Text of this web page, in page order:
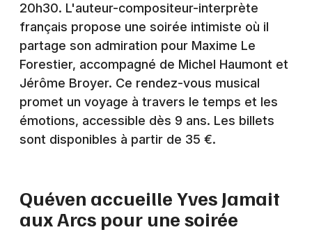
Sports
Soirées
Sorties famille
Chanson française dans le Morbihan
Nice
Paris
Strasbourg
Toulouse
Toutes les villes
20h30. L'auteur-compositeur-interprète
français propose une soirée intimiste où il
partage son admiration pour Maxime Le
Forestier, accompagné de Michel Haumont et
Jérôme Broyer. Ce rendez-vous musical
promet un voyage à travers le temps et les
émotions, accessible dès 9 ans. Les billets
sont disponibles à partir de 35 €.
Quéven accueille Yves Jamait
aux Arcs pour une soirée